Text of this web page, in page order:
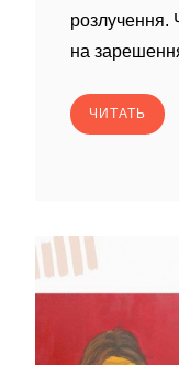
розлучення.
на
ЧИТАТЬ